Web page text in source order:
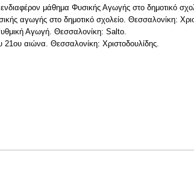
μάθημα Φυσικής Αγωγής στο δημοτικό
αγωγής στο δημοτικό σχολείο. Θεσσαλονίκη:
Αγωγή. Θεσσαλονίκη: Salto.
αιώνα. Θεσσαλονίκη: Χριστοδουλίδης.